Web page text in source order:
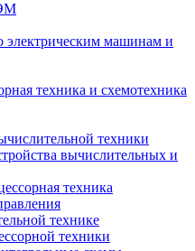
электрическим машинам и
техника и схемотехника
техники
вычислительных и
техника
технике
техники